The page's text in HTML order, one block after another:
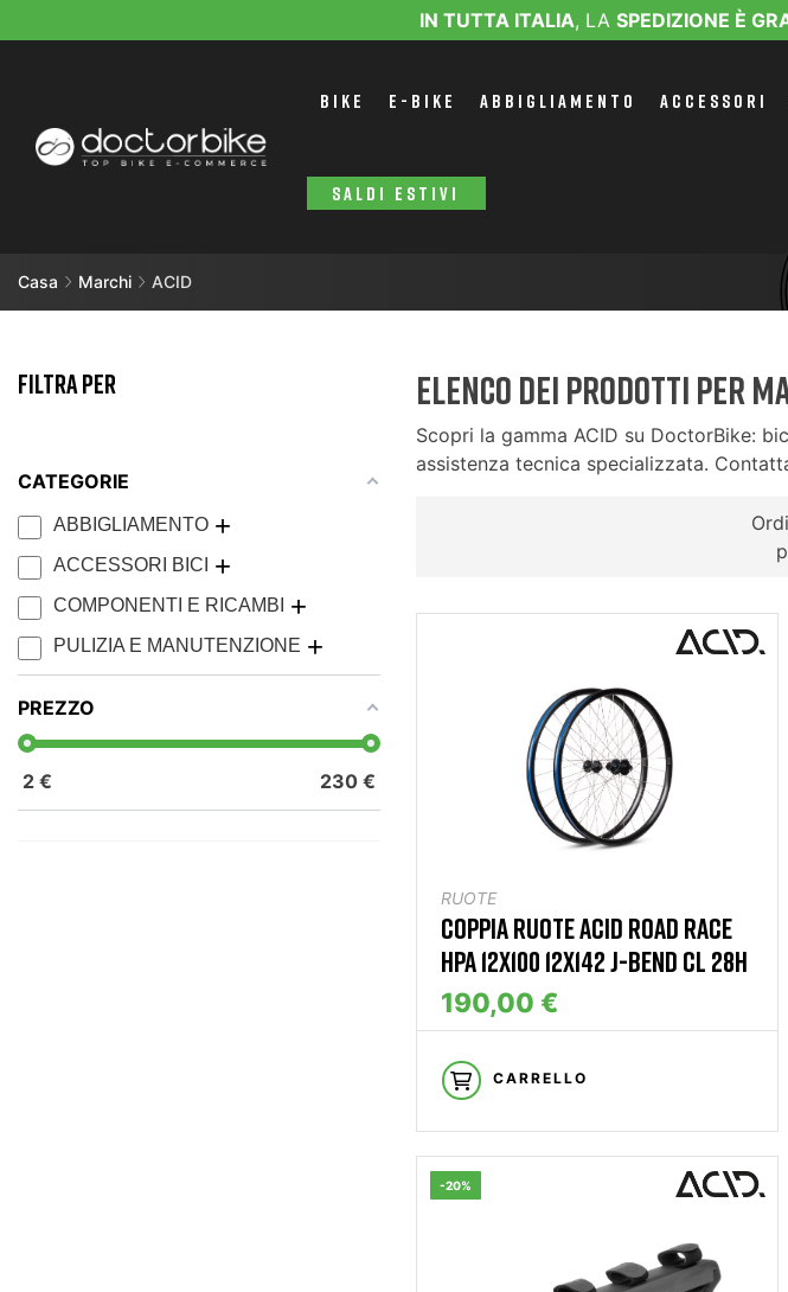
IN TUTTA ITALIA, LA SPEDIZIONE È
BIKE E-BIKE ABBIGLIAMENTO ACCESSORI
SALDI ESTIVI
Casa Marchi ACID
FILTRA PER
CATEGORIE
ABBIGLIAMENTO
ACCESSORI BICI
COMPONENTI E RICAMBI
PULIZIA E MANUTENZIONE
PREZZO
2 € 230 €
Elenco dei prodotti per
Scopri la gamma ACID su DoctorBike:
assistenza tecnica specializzata.
RUOTE
COPPIA RUOTE ACID ROAD RACE
HPA 12X100 12X142 J-BEND CL 28H
190,00 €
CARRELLO
-20%